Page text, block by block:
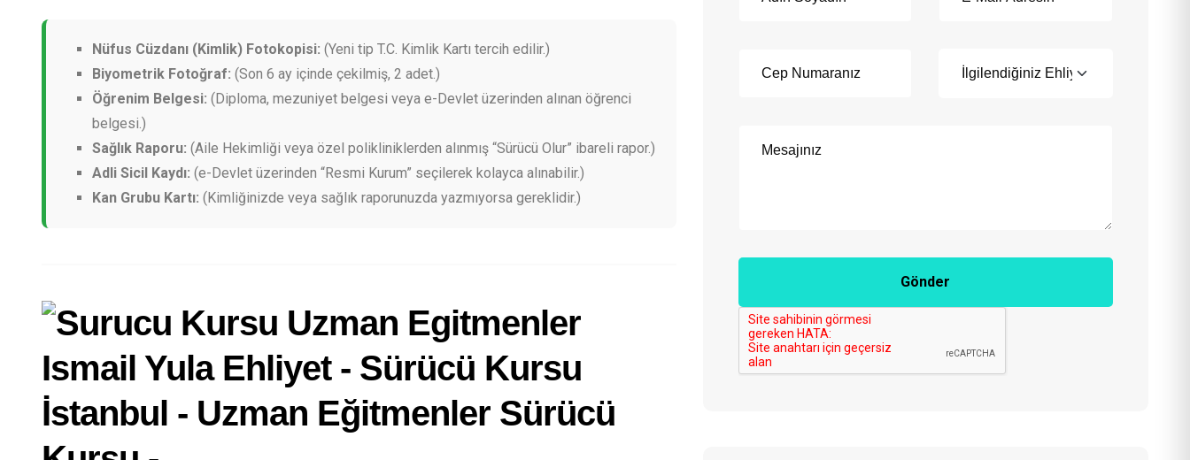
Nüfus Cüzdanı (Kimlik) Fotokopisi: (Yeni tip T.C. Kimlik Kartı tercih edilir.)
Biyometrik Fotoğraf: (Son 6 ay içinde çekilmiş, 2 adet.)
Öğrenim Belgesi: (Diploma, mezuniyet belgesi veya e-Devlet üzerinden alınan öğrenci
belgesi.)
Sağlık Raporu: (Aile Hekimliği veya özel polikliniklerden alınmış “Sürücü Olur” ibareli rapor.)
Adli Sicil Kaydı: (e-Devlet üzerinden “Resmi Kurum” seçilerek kolayca alınabilir.)
Kan Grubu Kartı: (Kimliğinizde veya sağlık raporunuzda yazmıyorsa gereklidir.)
Gönder